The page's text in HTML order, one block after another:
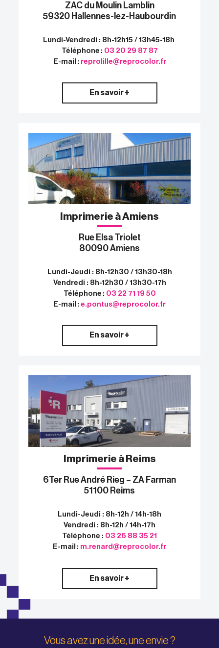
ZAC du Moulin Lamblin
59320 Hallennes-lez-Haubourdin
Lundi-Vendredi : 8h-12h15 / 13h45-18h
Téléphone : 03 20 29 87 87
E-mail : reprolille@reprocolor.fr
En savoir +
Imprimerie à Amiens
Rue Elsa Triolet
80090 Amiens
Lundi-Jeudi : 8h-12h30 / 13h30-18h
Vendredi : 8h-12h30 / 13h30-17h
Téléphone : 03 22 71 19 50
E-mail : e.pontus@reprocolor.fr
En savoir +
Imprimerie à Reims
6Ter Rue André Rieg – ZA Farman
51100 Reims
Lundi-Jeudi : 8h-12h / 14h-18h
Vendredi : 8h-12h / 14h-17h
Téléphone : 03 26 88 35 21
E-mail : m.renard@reprocolor.fr
En savoir +
Vous avez une idée, une envie ?